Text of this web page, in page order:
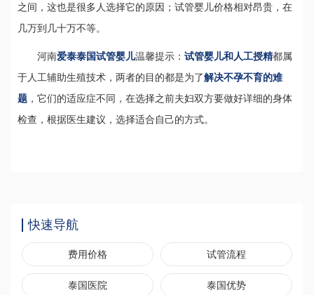
之间，这也是很多人选择它的原因；试管婴儿价格相对昂贵，在
几万到几十万不等。
河南爱泰泰国试管婴儿温馨提示： 试管婴儿和人工授精都属
于人工辅助生殖技术，两者的目的都是为了解决不孕不育的难
题 ，它们的适应症不同，在选择之前夫妇双方要做好详细的身体
检查，根据医生建议，选择适合自己的方式。
快速导航
费用价格 试管流程
泰国医院 泰国优势